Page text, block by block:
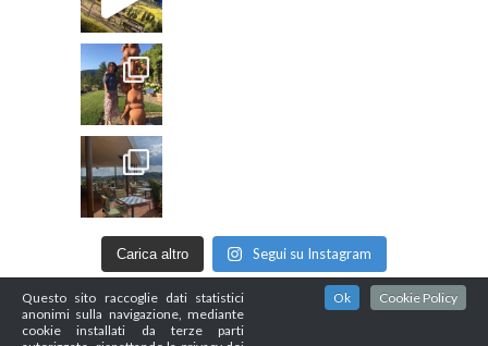
Carica altro Segui su Instagram
Questo sito raccoglie dati statistici
anonimi sulla navigazione, mediante
cookie installati da terze parti
Ok Cookie Policy